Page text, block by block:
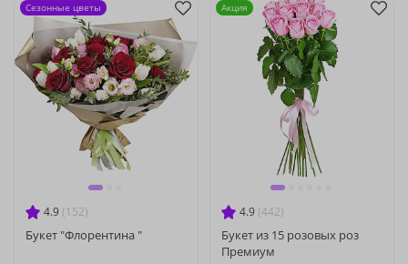
4.9 (152)
Букет "Флорентина "
Сезонные цветы
4.9 (442)
Букет из 15 розовых роз
Премиум
Акция